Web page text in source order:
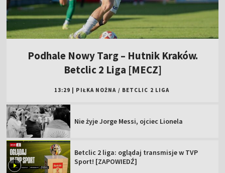
Podhale Nowy Targ – Hutnik Kraków.
Betclic 2 Liga [MECZ]
13:29 PIŁKA NOŻNA / BETCLIC 2 LIGA
Nie żyje Jorge Messi, ojciec Lionela
Betclic 2 liga: oglądaj transmisje w TVP
Sport! [ZAPOWIEDŹ]